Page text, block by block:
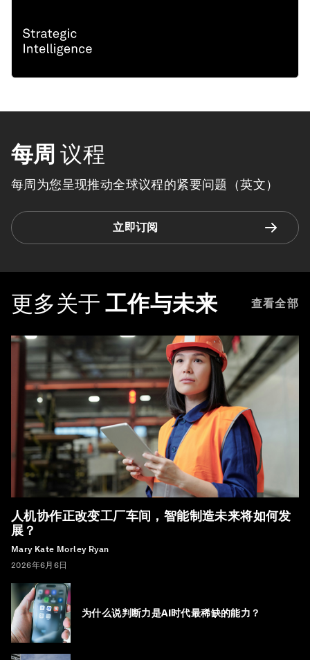
每周 议程
每周为您呈现推动全球议程的紧要问题（英文）
立即订阅
更多关于 工作与未来 查看全部
人机协作正改变工厂车间，智能制造未来将如何发
展？
Mary Kate Morley Ryan
2026年6月6日
为什么说判断力是AI时代最稀缺的能力？